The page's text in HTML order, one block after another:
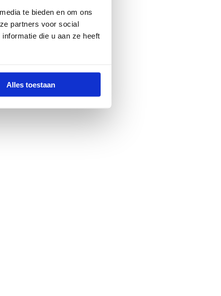
te bieden en om ons
partners voor social
die u aan ze heeft
Alles toestaan